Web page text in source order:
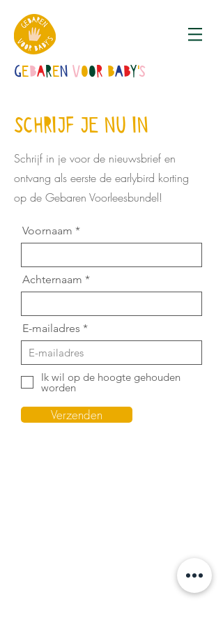
GEBAREN VOOR BABY'S
SCHRIJF JE NU IN
Schrijf in je voor de nieuwsbrief en
ontvang als eerste de earlybird korting
op de Gebaren Voorleesbundel!
Voornaam
Achternaam
E-mailadres
Ik wil op de hoogte gehouden
worden
Verzenden